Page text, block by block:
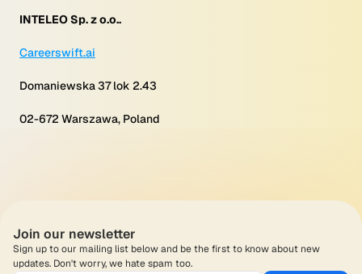
INTELEO Sp. z o.o..
Careerswift.ai
Domaniewska 37 lok 2.43
02-672 Warszawa, Poland
Join our newsletter
Sign up to our mailing list below and be the first to know about new
updates. Don't worry, we hate spam too.